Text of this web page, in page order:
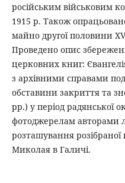
російським військовим
1915 р. Також
майно другої половини
Проведено опис
церковних книг:
з архівними справами
обставини закриття та
рр.) у період радянської
фотоджерелам авторами
розташування
Миколая в Галичі.